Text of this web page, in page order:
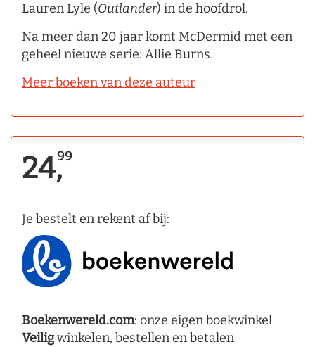
Lauren Lyle (Outlander) in de hoofdrol.
Na meer dan 20 jaar komt McDermid met een
geheel nieuwe serie: Allie Burns.
Meer boeken van deze auteur
24,99
Je bestelt en rekent af bij:
Boekenwereld.com: onze eigen boekwinkel
Veiligwinkelen, bestellen en betalen